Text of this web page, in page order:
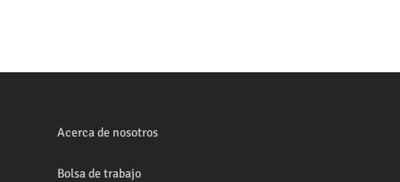
Acerca de nosotros
Bolsa de trabajo